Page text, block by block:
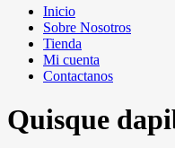
Inicio
Sobre Nosotros
Tienda
Mi cuenta
Contactanos
Quisque